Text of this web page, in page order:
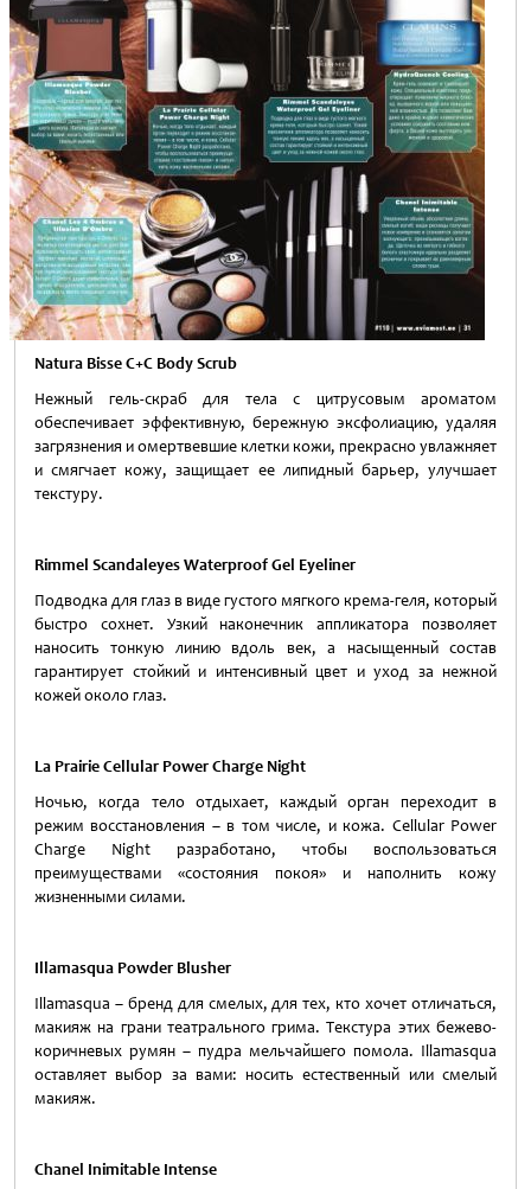
Natura Bisse C+C Body Scrub
Нежный гель-скраб для тела с цитрусовым ароматом
обеспечивает эффективную, бережную эксфолиацию, удаляя
загрязнения и омертвевшие клетки кожи, прекрасно увлажняет
и смягчает кожу, защищает ее липидный барьер, улучшает
текстуру.
Rimmel Scandaleyes Waterproof Gel Eyeliner
Подводка для глаз в виде густого мягкого крема-геля, который
быстро сохнет. Узкий наконечник аппликатора позволяет
наносить тонкую линию вдоль век, а насыщенный состав
гарантирует стойкий и интенсивный цвет и уход за нежной
кожей около глаз.
La Prairie Cellular Power Charge Night
Ночью, когда тело отдыхает, каждый орган переходит в
режим восстановления – в том числе, и кожа. Cellular Power
Charge Night разработано, чтобы воспользоваться
преимуществами «состояния покоя» и наполнить кожу
жизненными силами.
Illamasqua Powder Blusher
Illamasqua – бренд для смелых, для тех, кто хочет отличаться,
макияж на грани театрального грима. Текстура этих бежево-
коричневых румян – пудра мельчайшего помола. Illamasqua
оставляет выбор за вами: носить естественный или смелый
макияж.
Chanel Inimitable Intense